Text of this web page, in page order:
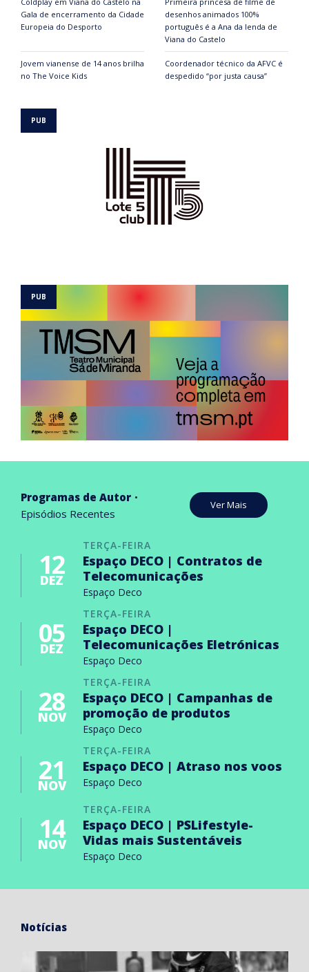
Gala de encerramento da Cidade
Europeia do Desporto
desenhos animados 100%
português é a Ana da lenda de
Viana do Castelo
Jovem vianense de 14 anos brilha
no The Voice Kids
Coordenador técnico da AFVC é
despedido “por justa causa”
Programas de Autor
Episódios Recentes
Ver Mais
TERÇA-FEIRA
12
DEZ
Espaço DECO | Contratos de
Telecomunicações
Espaço Deco
TERÇA-FEIRA
05
DEZ
Espaço DECO |
Telecomunicações Eletrónicas
Espaço Deco
TERÇA-FEIRA
28
NOV
Espaço DECO | Campanhas de
promoção de produtos
Espaço Deco
TERÇA-FEIRA
21
NOV
Espaço DECO | Atraso nos voos
Espaço Deco
TERÇA-FEIRA
14
NOV
Espaço DECO | PSLifestyle-
Vidas mais Sustentáveis
Espaço Deco
Notícias